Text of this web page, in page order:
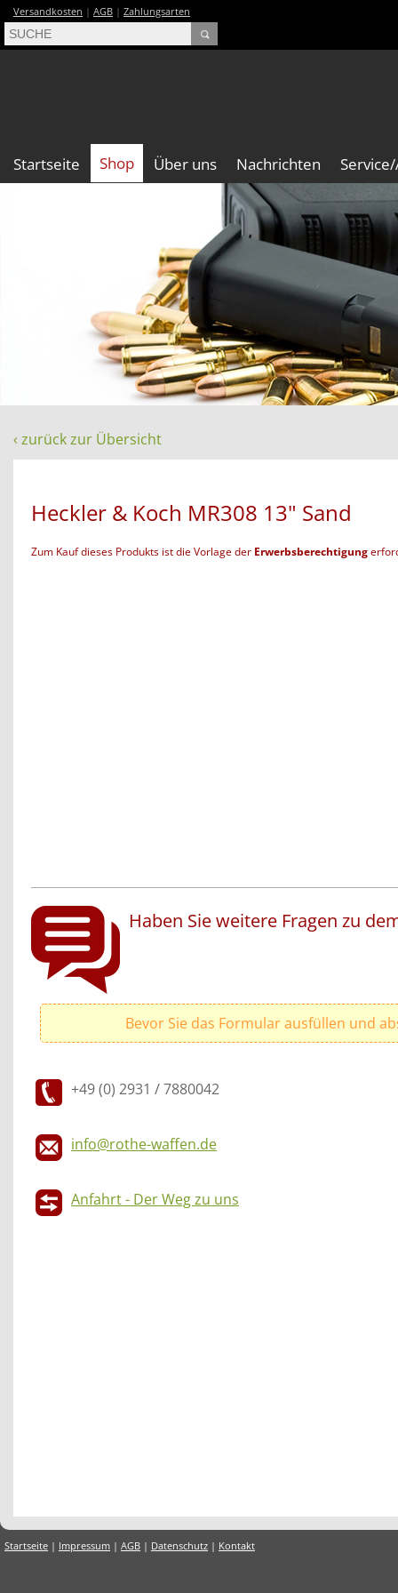
Versandkosten | AGB | Zahlungsarten
Startseite Shop Über uns Nachrichten
‹ zurück zur Übersicht
Heckler & Koch MR308 13" Sand
Zum Kauf dieses Produkts ist die Vorlage der Erwerbsberechtigung
Haben Sie weitere Fragen zu
Bevor Sie das Formular ausfüllen und
+49 (0) 2931 / 7880042
info@rothe-waffen.de
Anfahrt - Der Weg zu uns
Startseite | Impressum | AGB | Datenschutz | Kontakt